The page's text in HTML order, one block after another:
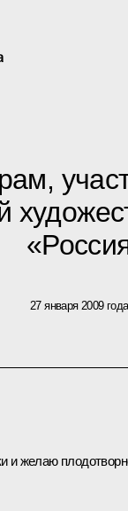
27 января 2009 года
и желаю